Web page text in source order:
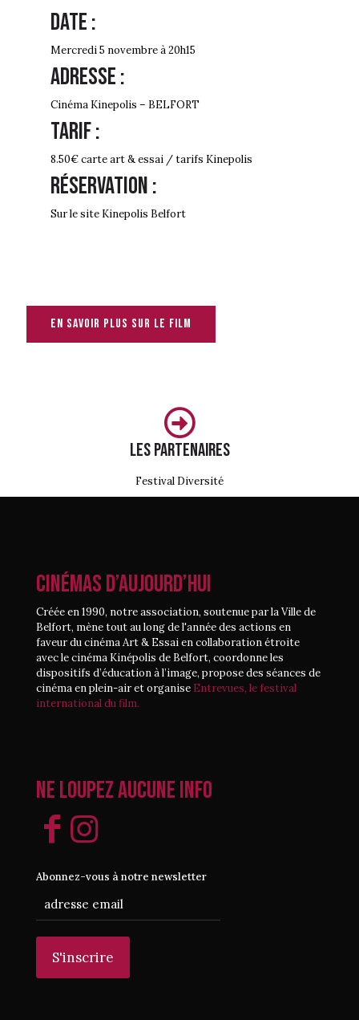
Date :
Mercredi 5 novembre à 20h15
Adresse :
Cinéma Kinepolis – BELFORT
Tarif :
8.50€ carte art & essai / tarifs Kinepolis
Réservation :
Sur le site Kinepolis Belfort
En savoir plus sur le film
Les partenaires
Festival Diversité
CINÉMAS D’AUJOURD’HUI
Créée en 1990, notre association, soutenue par la Ville de
Belfort, mène tout au long de l'année des actions en
faveur du cinéma Art & Essai en collaboration étroite
avec le cinéma Kinépolis de Belfort, coordonne les
dispositifs d’éducation à l’image, propose des séances de
cinéma en plein-air et organise Entrevues, le festival
international du film.
Ne loupez aucune info
Abonnez-vous à notre newsletter